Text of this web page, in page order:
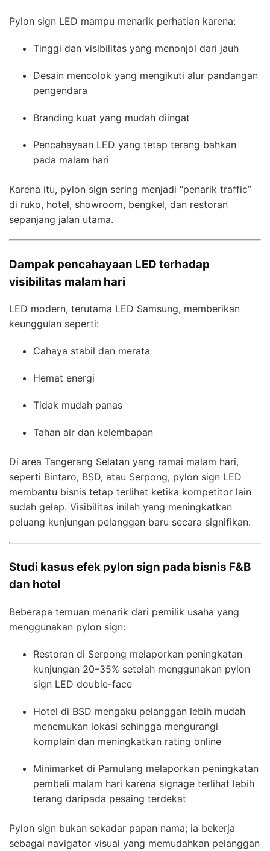
Pylon sign LED mampu menarik perhatian karena:
Tinggi dan visibilitas yang menonjol dari jauh
Desain mencolok yang mengikuti alur pandangan
pengendara
Branding kuat yang mudah diingat
Pencahayaan LED yang tetap terang bahkan
pada malam hari
Karena itu, pylon sign sering menjadi “penarik traffic”
di ruko, hotel, showroom, bengkel, dan restoran
sepanjang jalan utama.
Dampak pencahayaan LED terhadap
visibilitas malam hari
LED modern, terutama LED Samsung, memberikan
keunggulan seperti:
Cahaya stabil dan merata
Hemat energi
Tidak mudah panas
Tahan air dan kelembapan
Di area Tangerang Selatan yang ramai malam hari,
seperti Bintaro, BSD, atau Serpong, pylon sign LED
membantu bisnis tetap terlihat ketika kompetitor lain
sudah gelap. Visibilitas inilah yang meningkatkan
peluang kunjungan pelanggan baru secara signifikan.
Studi kasus efek pylon sign pada bisnis F&B
dan hotel
Beberapa temuan menarik dari pemilik usaha yang
menggunakan pylon sign:
Restoran di Serpong melaporkan peningkatan
kunjungan 20–35% setelah menggunakan pylon
sign LED double-face
Hotel di BSD mengaku pelanggan lebih mudah
menemukan lokasi sehingga mengurangi
komplain dan meningkatkan rating online
Minimarket di Pamulang melaporkan peningkatan
pembeli malam hari karena signage terlihat lebih
terang daripada pesaing terdekat
Pylon sign bukan sekadar papan nama; ia bekerja
sebagai navigator visual yang memudahkan pelanggan